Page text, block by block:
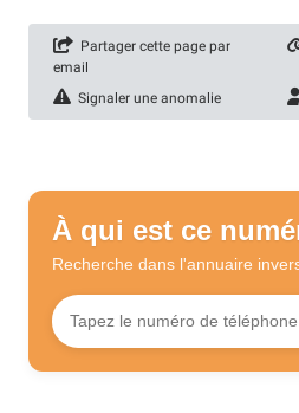
Partager cette page par
email
Signaler une anomalie
À qui est ce
Recherche dans l'annuaire